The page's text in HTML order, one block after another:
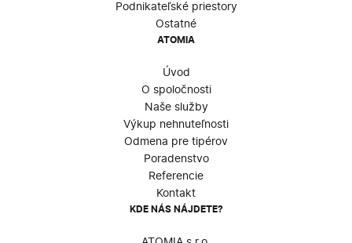
Podnikateľské priestory
Ostatné
ATOMIA
Úvod
O spoločnosti
Naše služby
Výkup nehnuteľnosti
Odmena pre tipérov
Poradenstvo
Referencie
Kontakt
KDE NÁS NÁJDETE?